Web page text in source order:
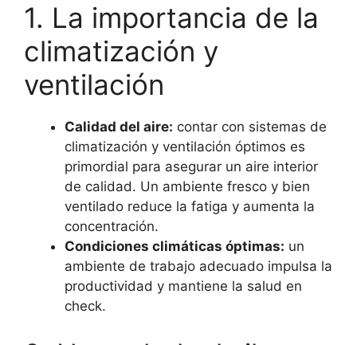
1. La importancia de la
climatización y
ventilación
Calidad del aire: contar con sistemas de
climatización y ventilación óptimos es
primordial para asegurar un aire interior
de calidad. Un ambiente fresco y bien
ventilado reduce la fatiga y aumenta la
concentración.
Condiciones climáticas óptimas: un
ambiente de trabajo adecuado impulsa la
productividad y mantiene la salud en
check.